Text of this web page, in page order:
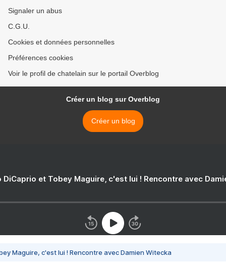
Signaler un abus
C.G.U.
Cookies et données personnelles
Préférences cookies
Voir le profil de chatelain sur le portail Overblog
Créer un blog sur Overblog
Créer un blog
DiCaprio et Tobey Maguire, c'est lui ! Rencontre avec
Maguire, c'est lui ! Rencontre avec Damien Witecka